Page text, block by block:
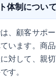
体制につい
、顧客サポ
います。商
対して、親
す。